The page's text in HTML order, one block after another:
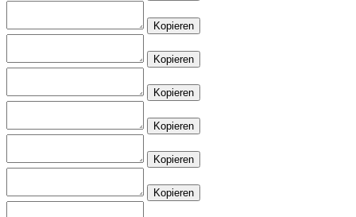
Kopieren
Kopieren
Kopieren
Kopieren
Kopieren
Kopieren